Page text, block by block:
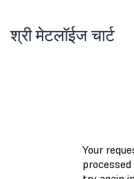
श्री मेटलॉईज चार्ट